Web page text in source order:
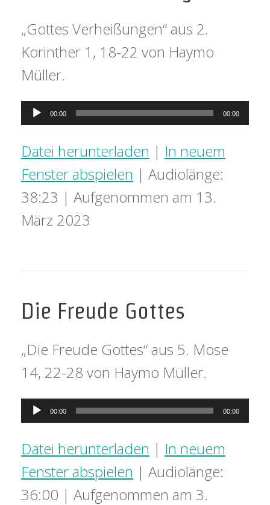
„Gottes Verheißungen“ aus 2.
Korinther 1, 18-22 von Haymo
Müller.
Audio-
00:00 00:00
Datei herunterladen | In neuem
Fenster abspielen | Audiolänge:
38:23 | Aufgenommen am 13.
März 2023
Die Freude Gottes
„Die Freude Gottes“ aus 5. Mose
14, 22-28 von Haymo Müller.
Audio-
00:00 00:00
Datei herunterladen | In neuem
Fenster abspielen | Audiolänge:
36:00 | Aufgenommen am 3.